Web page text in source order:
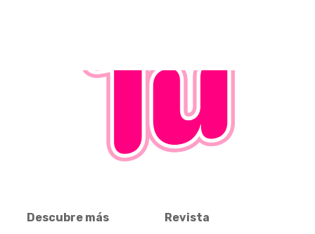
Descubre más
Revista